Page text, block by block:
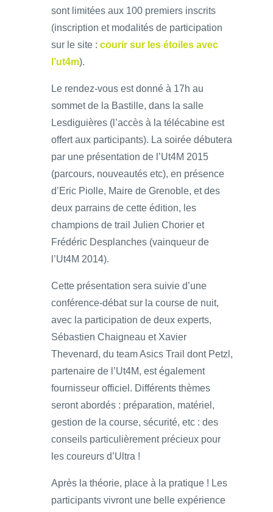
sont limitées aux 100 premiers inscrits
(inscription et modalités de participation
sur le site : courir sur les étoiles avec
l’ut4m).
Le rendez-vous est donné à 17h au
sommet de la Bastille, dans la salle
Lesdiguières (l’accès à la télécabine est
offert aux participants). La soirée débutera
par une présentation de l’Ut4M 2015
(parcours, nouveautés etc), en présence
d’Eric Piolle, Maire de Grenoble, et des
deux parrains de cette édition, les
champions de trail Julien Chorier et
Frédéric Desplanches (vainqueur de
l’Ut4M 2014).
Cette présentation sera suivie d’une
conférence-débat sur la course de nuit,
avec la participation de deux experts,
Sébastien Chaigneau et Xavier
Thevenard, du team Asics Trail dont Petzl,
partenaire de l’Ut4M, est également
fournisseur officiel. Différents thèmes
seront abordés : préparation, matériel,
gestion de la course, sécurité, etc : des
conseils particulièrement précieux pour
les coureurs d’Ultra !
Après la théorie, place à la pratique ! Les
participants vivront une belle expérience